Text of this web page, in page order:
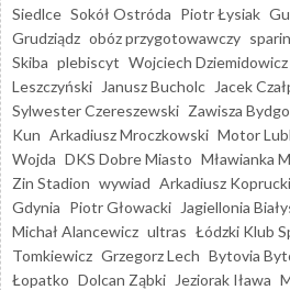
Siedlce Sokół Ostróda Piotr Łysiak
Grudziądz obóz przygotowawczy
Skiba plebiscyt Wojciech Dziemidowicz
Leszczyński
Janusz Bucholc Jacek
Sylwester Czereszewski Zawisza
Kun Arkadiusz Mroczkowski Motor
Wojda DKS Dobre Miasto Mławianka
Zin Stadion wywiad Arkadiusz Koprucki
Gdynia Piotr Głowacki Jagiellonia
Michał Alancewicz ultras Łódzki Klub
Tomkiewicz Grzegorz Lech Bytovia
Łopatko Dolcan Ząbki Jeziorak Iława